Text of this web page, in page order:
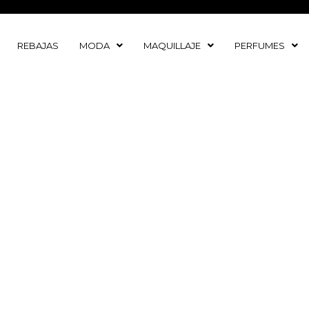
contenido
REBAJAS MODA MAQUILLAJE PERFUMES